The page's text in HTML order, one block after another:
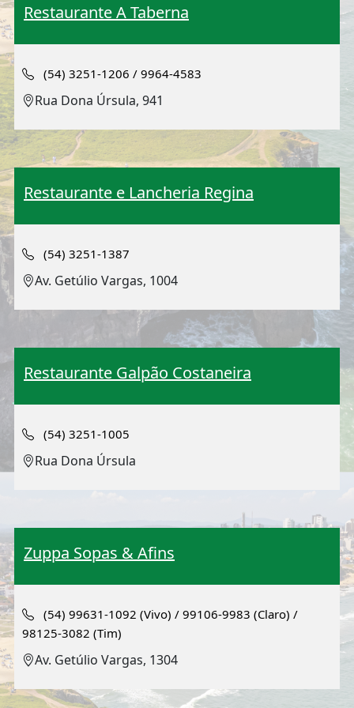
Restaurante A Taberna
(54) 3251-1206 / 9964-4583
Rua Dona Úrsula, 941
Restaurante e Lancheria Regina
(54) 3251-1387
Av. Getúlio Vargas, 1004
Restaurante Galpão Costaneira
(54) 3251-1005
Rua Dona Úrsula
Zuppa Sopas & Afins
(54) 99631-1092 (Vivo) / 99106-9983 (Claro) /
98125-3082 (Tim)
Av. Getúlio Vargas, 1304